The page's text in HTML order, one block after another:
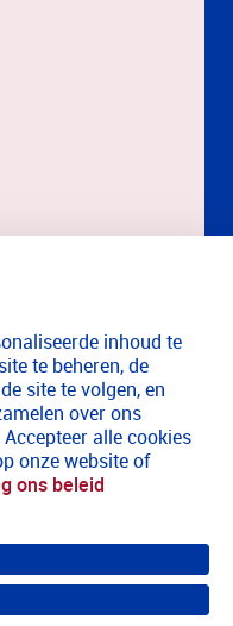
inhoud te
te beheren, de
site te volgen, en
over ons
alle cookies
onze website of
ons beleid